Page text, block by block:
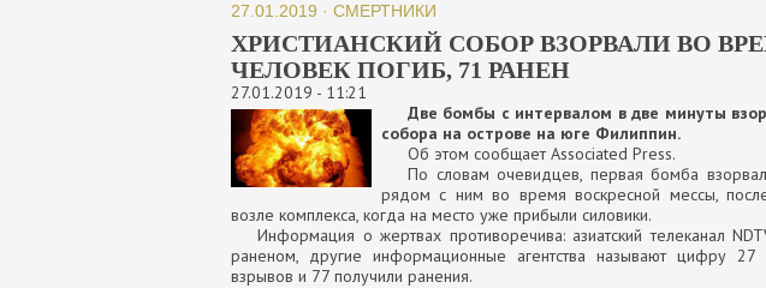
27.01.2019 · СМЕРТНИКИ
ХРИСТИАНСКИЙ СОБОР ВЗОРВАЛИ ВО
ЧЕЛОВЕК ПОГИБ, 71 РАНЕН
27.01.2019 - 11:21
Две бомбы с интервалом в две минуты
собора на острове на юге Филиппин.
Об этом сообщает Associated Press.
По словам очевидцев, первая бомба
рядом с ним во время воскресной мессы,
возле комплекса, когда на место уже прибыли силовики.
Информация о жертвах противоречива: азиатский телеканал
раненом, другие информационные агентства называют цифру 27
взрывов и 77 получили ранения.